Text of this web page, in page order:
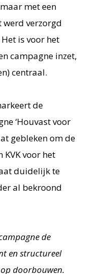
met een
verzorgd
is voor het
campagne inzet,
centraal.
de
‘Houvast voor
gebleken om de
voor het
duidelijk te
al bekroond
de
en structureel
doorbouwen.